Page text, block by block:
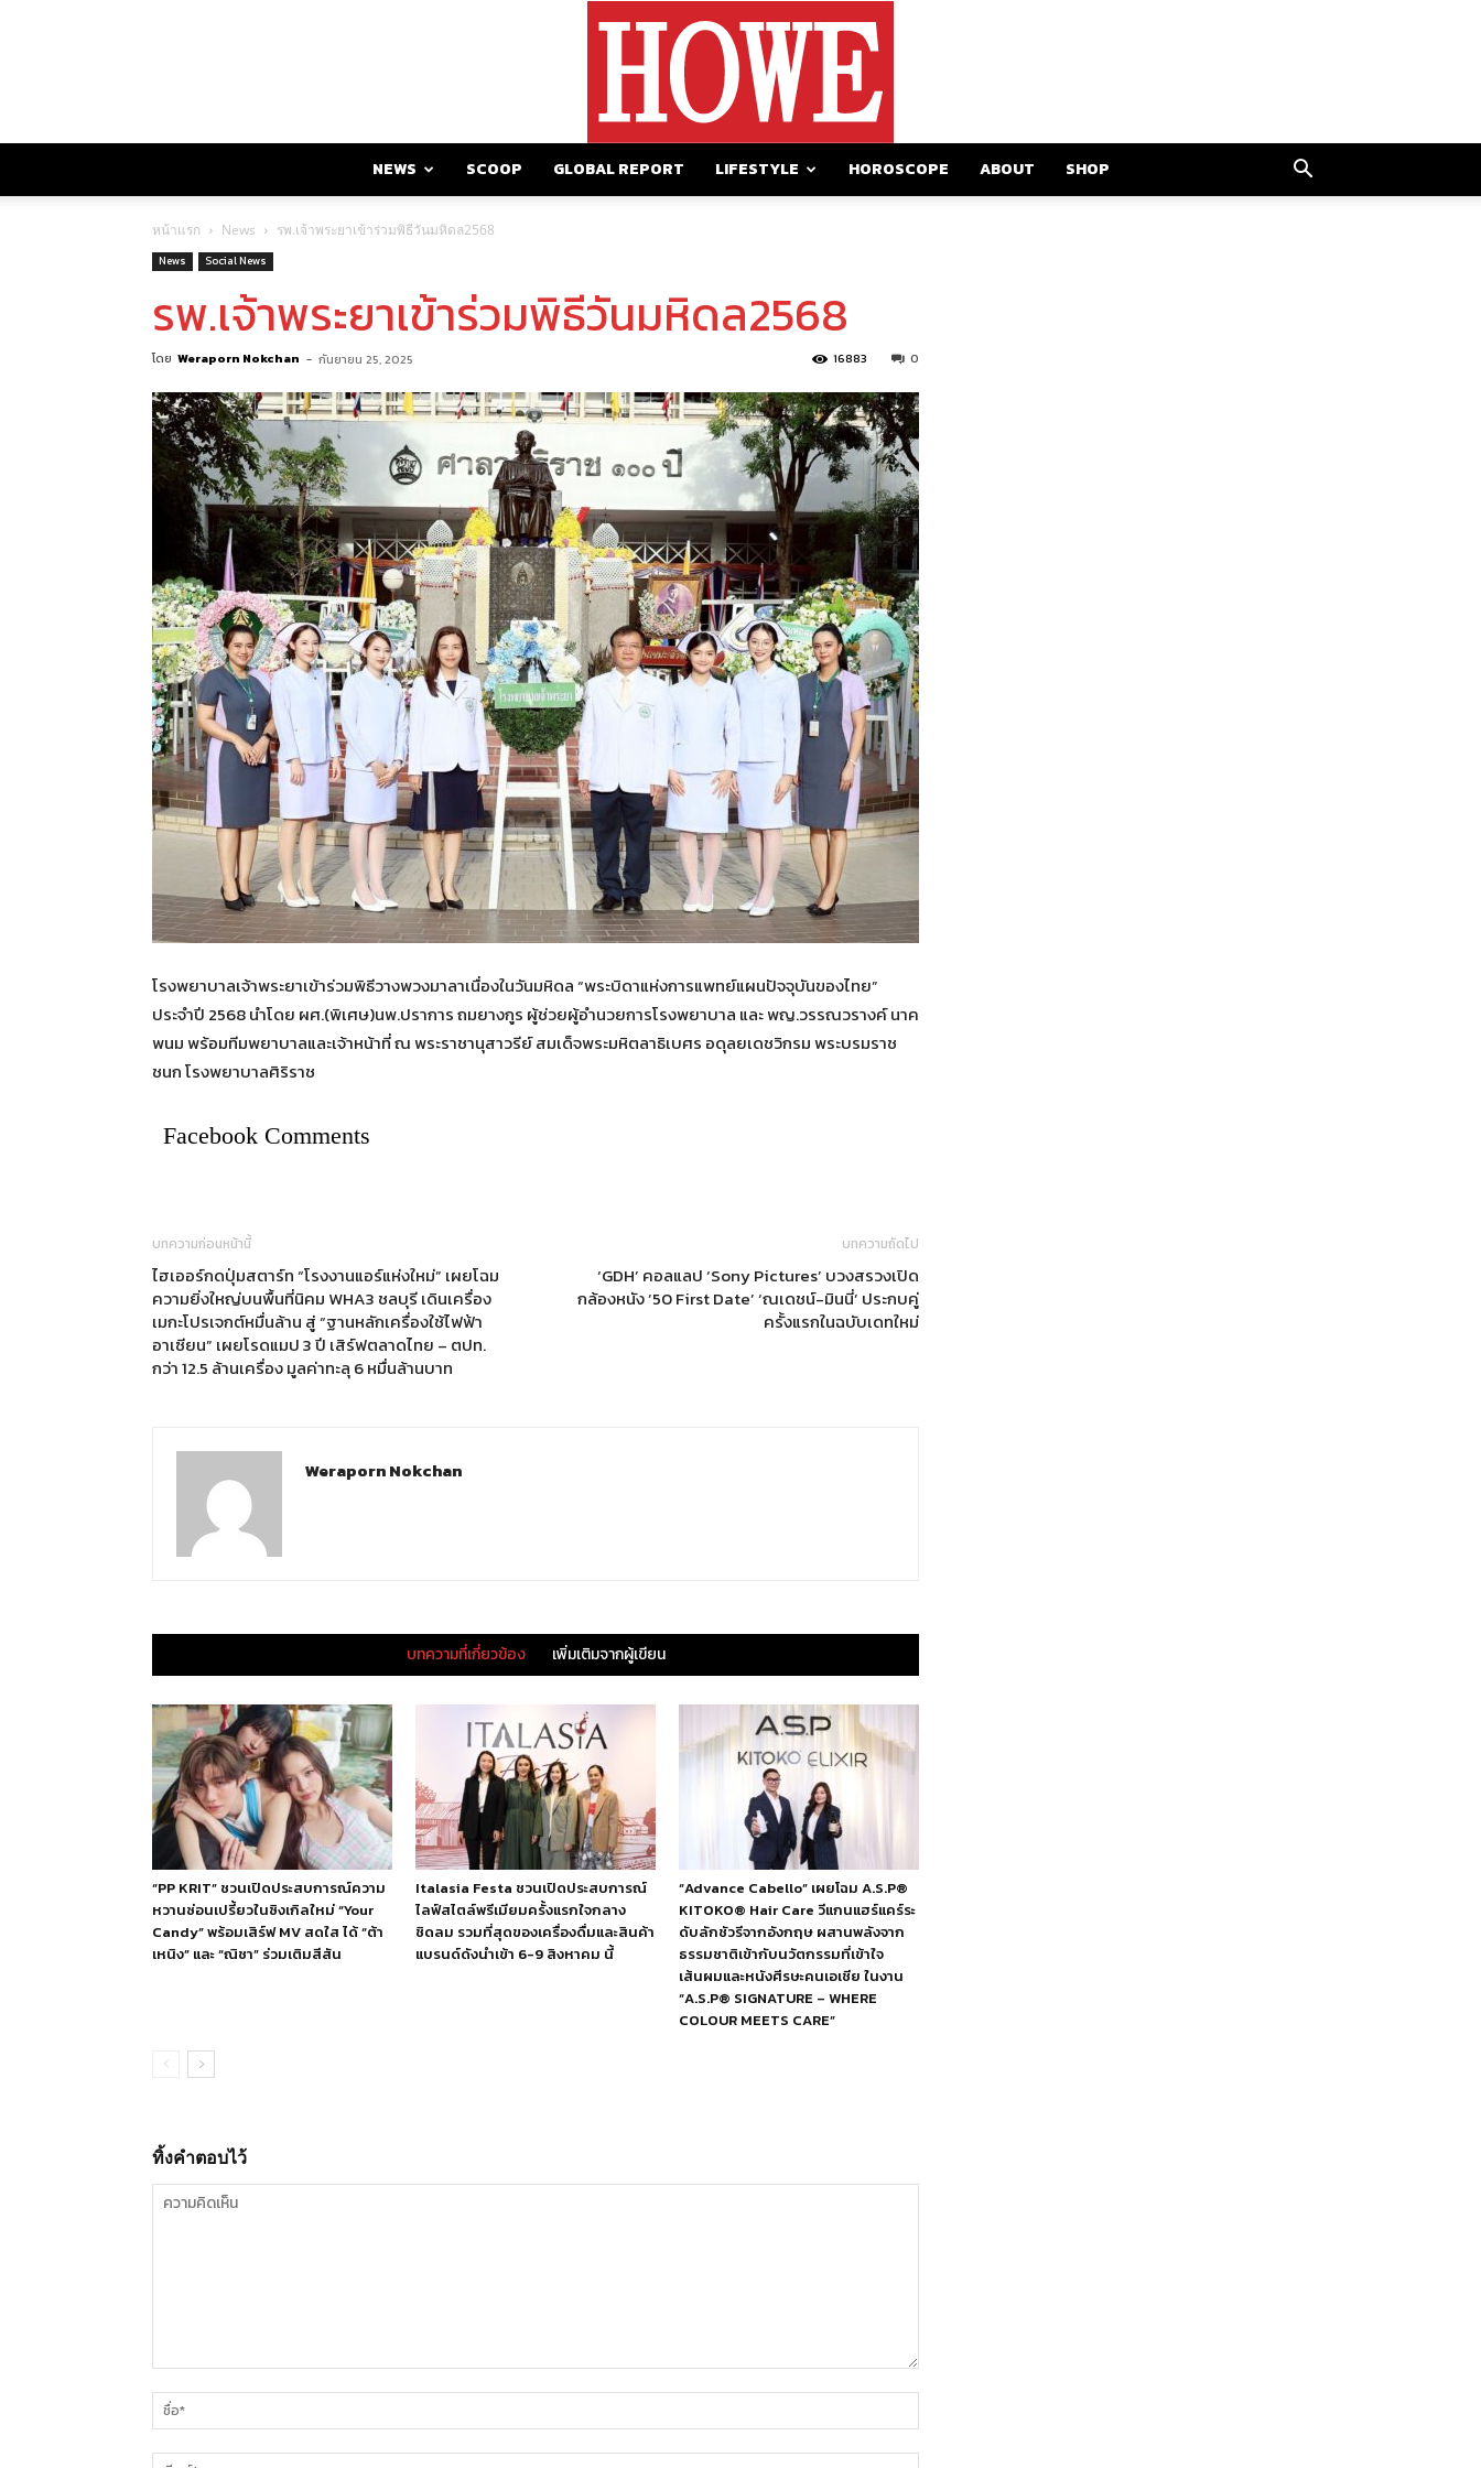
NEWS SCOOP GLOBAL REPORT LIFESTYLE HOROSCOPE ABOUT SHOP
หน้าแรก News รพ.เจ้าพระยาเข้าร่วมพิธีวันมหิดล2568
News Social News
รพ.เจ้าพระยาเข้าร่วมพิธีวันมหิดล2568
โดย Weraporn Nokchan - กันยายน 25, 2025 0
16883
โรงพยาบาลเจ้าพระยาเข้าร่วมพิธีวางพวงมาลาเนื่องในวันมหิดล “พระบิดาแห่งการแพทย์แผนปัจจุบันของไทย”
ประจำปี 2568 นำโดย ผศ.(พิเศษ)นพ.ปราการ ถมยางกูร ผู้ช่วยผู้อำนวยการโรงพยาบาล และ พญ.วรรณวรางค์ นาค
พนม พร้อมทีมพยาบาลและเจ้าหน้าที่ ณ พระราชานุสาวรีย์ สมเด็จพระมหิตลาธิเบศร อดุลยเดชวิกรม พระบรมราช
ชนก โรงพยาบาลศิริราช
Facebook Comments
บทความก่อนหน้านี้
ไฮเออร์กดปุ่มสตาร์ท “โรงงานแอร์แห่งใหม่” เผยโฉม
ความยิ่งใหญ่บนพื้นที่นิคม WHA3 ชลบุรี เดินเครื่อง
เมกะโปรเจกต์หมื่นล้าน สู่ “ฐานหลักเครื่องใช้ไฟฟ้า
อาเซียน” เผยโรดแมป 3 ปี เสิร์ฟตลาดไทย – ตปท.
กว่า 12.5 ล้านเครื่อง มูลค่าทะลุ 6 หมื่นล้านบาท
บทความถัดไป
‘GDH’ คอลแลป ‘Sony Pictures’ บวงสรวงเปิด
กล้องหนัง ’50 First Date’ ‘ณเดชน์-มินนี่’ ประกบคู่
ครั้งแรกในฉบับเดทใหม่
Weraporn Nokchan
บทความที่เกี่ยวข้อง เพิ่มเติมจากผู้เขียน
“PP KRIT” ชวนเปิดประสบการณ์ความ
หวานซ่อนเปรี้ยวในซิงเกิลใหม่ “Your
Candy” พร้อมเสิร์ฟ MV สดใส ได้ “ต้า
เหนิง” และ “ณิชา” ร่วมเติมสีสัน
Italasia Festa ชวนเปิดประสบการณ์
ไลฟ์สไตล์พรีเมียมครั้งแรกใจกลาง
ชิดลม รวมที่สุดของเครื่องดื่มและสินค้า
แบรนด์ดังนำเข้า 6-9 สิงหาคม นี้
“Advance Cabello” เผยโฉม A.S.P®
KITOKO® Hair Care วีแกนแฮร์แคร์ระ
ดับลักชัวรีจากอังกฤษ ผสานพลังจาก
ธรรมชาติเข้ากับนวัตกรรมที่เข้าใจ
เส้นผมและหนังศีรษะคนเอเชีย ในงาน
“A.S.P® SIGNATURE – WHERE
COLOUR MEETS CARE”
ทิ้งคำตอบไว้